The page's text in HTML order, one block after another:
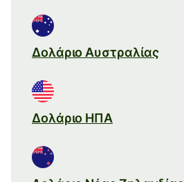
Δολάριο Αυστραλίας
Δολάριο ΗΠΑ